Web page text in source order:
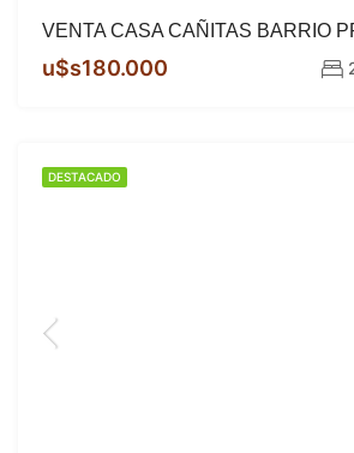
VENTA CASA CAÑITAS BARRIO
u$s180.000
DESTACADO